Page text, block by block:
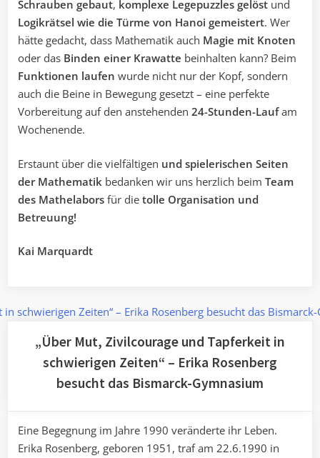
Schrauben gebaut, komplexe Legepuzzles gelöst und
Logikrätsel wie die Türme von Hanoi gemeistert. Wer
hätte gedacht, dass Mathematik auch Magie mit Knoten
oder das Binden einer Krawatte beinhalten kann? Beim
Funktionen laufen wurde nicht nur der Kopf, sondern
auch die Beine in Bewegung gesetzt – eine perfekte
Vorbereitung auf den anstehenden 24-Stunden-Laufam
Wochenende.
Erstaunt über die vielfältigen und spielerischen Seiten
der Mathematik bedanken wir uns herzlich beim Team
des Mathelabors für die tolle Organisation und
Betreuung!
Kai Marquardt
„Über Mut, Zivilcourage und Tapferkeit in
schwierigen Zeiten“ – Erika Rosenberg
besucht das Bismarck-Gymnasium
Eine Begegnung im Jahre 1990 veränderte ihr Leben.
Erika Rosenberg, geboren 1951, traf am 22.6.1990 in